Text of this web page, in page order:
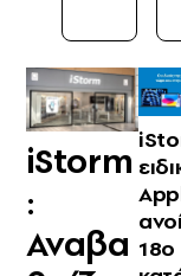
iStorm
:
Αναβα 18o